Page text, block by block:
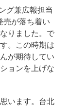
グ兼広報担当
売が落ち着い
りました。で
。この時期は
が期待してい
ョンを上げな
います。台北